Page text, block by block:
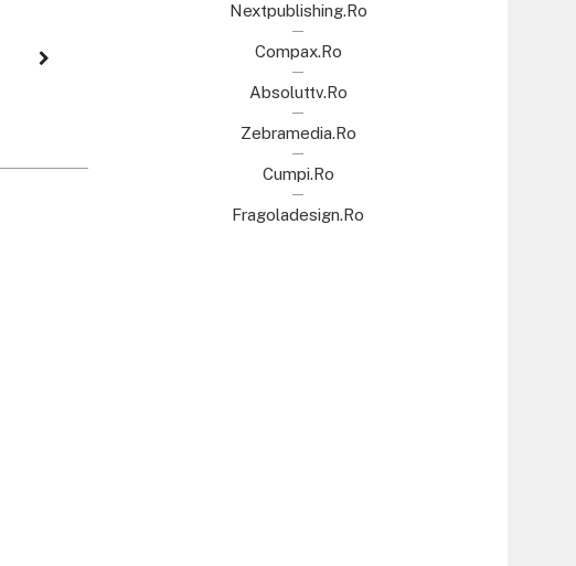
Nextpublishing.ro
Compax.ro
Absoluttv.ro
Zebramedia.ro
Cumpi.ro
Fragoladesign.ro